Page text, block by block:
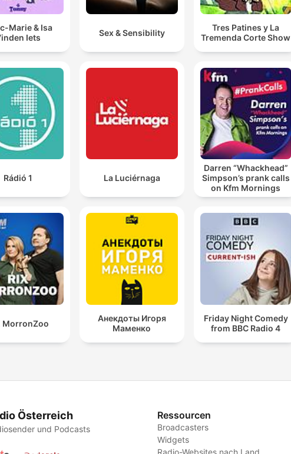
Marie & Isa
Iets
Sex & Sensibility
Tres Patines y La
Tremenda Corte Show
Rádió 1 La Luciérnaga
Darren “Whackhead”
Simpson’s prank calls
on Kfm Mornings
MorronZoo
Анекдоты Игоря
Маменко
Friday Night Comedy
from BBC Radio 4
Österreich
und Podcasts
Ressourcen
Broadcasters
Widgets
Radio-Websites nach Land